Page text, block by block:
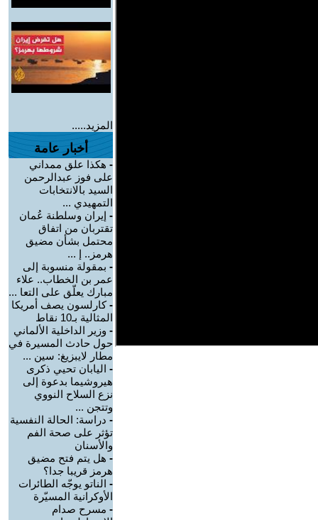
المزيد.....
أخبار عامة
- هكذا علق ممداني
على فوز عبدالرحمن
السيد بالانتخابات
التمهيدي ...
- إيران وسلطنة عُمان
تقتربان من اتفاق
محتمل بشأن مضيق
هرمز.. إ ...
- بمقولة منسوبة إلى
عمر بن الخطاب.. علاء
مبارك يعلّق على التعا ...
-كارلسون يصف أمريكا
المثالية بـ10 نقاط
- وزير الداخلية الألماني
حول حادث المسيرة في
مطار لايبزيغ: سين ...
- اليابان تحيي ذكرى
هيروشيما بدعوة إلى
نزع السلاح النووي
وتتجن ...
- دراسة: الحالة النفسية
تؤثر على صحة الفم
والأسنان
- هل يتم فتح مضيق
هرمز قريبا جدا؟
- الناتو يوجّه الطائرات
الأوكرانية المسيّرة
- مسرح صدام